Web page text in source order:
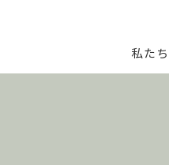
私た